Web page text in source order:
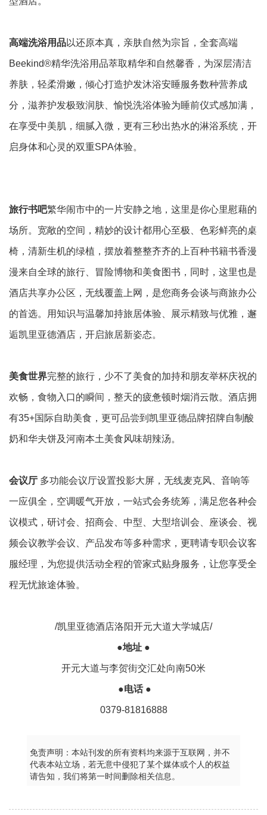
高端洗浴用品以还原本真，亲肤自然为宗旨，全套高端
Beekind®精华洗浴用品萃取精华和自然馨香，为深层清洁
养肤，轻柔滑嫩，倾心打造护发沐浴安睡服务数种营养成
分，滋养护发极致润肤、愉悦洗浴体验为睡前仪式感加满，
在享受中美肌，细腻入微，更有三秒出热水的淋浴系统，开
启身体和心灵的双重SPA体验。
旅行书吧繁华闹市中的一片安静之地，这里是你心里慰藉的
场所。宽敞的空间，精妙的设计都用心至极、色彩鲜亮的桌
椅，清新生机的绿植，摆放着整整齐齐的上百种书籍书香漫
漫来自全球的旅行、冒险博物和美食图书，同时，这里也是
酒店共享办公区，无线覆盖上网，是您商务会谈与商旅办公
的首选。用知识与温馨加持旅居体验、展示精致与优雅，邂
逅凯里亚德酒店，开启旅居新姿态。
美食世界完整的旅行，少不了美食的加持和朋友举杯庆祝的
欢畅，食物入口的瞬间，整天的疲惫顿时烟消云散。酒店拥
有35+国际自助美食，更可品尝到凯里亚德品牌招牌自制酸
奶和华夫饼及河南本土美食风味胡辣汤。
会议厅 多功能会议厅设置投影大屏，无线麦克风、音响等
一应俱全，空调暖气开放，一站式会务统筹，满足您各种会
议模式，研讨会、招商会、中型、大型培训会、座谈会、视
频会议教学会议、产品发布等多种需求，更聘请专职会议客
服经理，为您提供活动全程的管家式贴身服务，让您享受全
程无忧旅途体验。
/凯里亚德酒店洛阳开元大道大学城店/
●地址 ●
开元大道与李贺街交汇处向南50米
●电话●
0379-81816888
免责声明：本站刊发的所有资料均来源于互联网，并不
代表本站立场，若无意中侵犯了某个媒体或个人的权益
请告知，我们将第一时间删除相关信息。